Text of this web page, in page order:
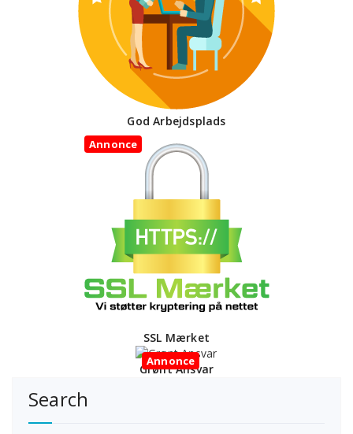
God Arbejdsplads
Annonce
SSL Mærket
Annonce
Grønt Ansvar
Search